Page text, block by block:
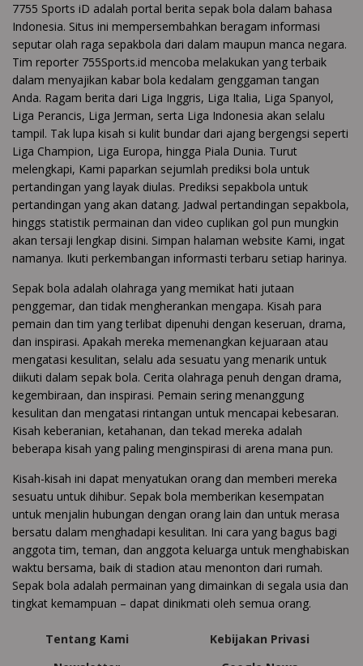
7755 Sports iD adalah portal berita sepak bola dalam bahasa
Indonesia. Situs ini mempersembahkan beragam informasi
seputar olah raga sepakbola dari dalam maupun manca negara.
Tim reporter 755Sports.id mencoba melakukan yang terbaik
dalam menyajikan kabar bola kedalam genggaman tangan
Anda. Ragam berita dari Liga Inggris, Liga Italia, Liga Spanyol,
Liga Perancis, Liga Jerman, serta Liga Indonesia akan selalu
tampil. Tak lupa kisah si kulit bundar dari ajang bergengsi seperti
Liga Champion, Liga Europa, hingga Piala Dunia. Turut
melengkapi, Kami paparkan sejumlah prediksi bola untuk
pertandingan yang layak diulas. Prediksi sepakbola untuk
pertandingan yang akan datang. Jadwal pertandingan sepakbola,
hinggs statistik permainan dan video cuplikan gol pun mungkin
akan tersaji lengkap disini. Simpan halaman website Kami, ingat
namanya. Ikuti perkembangan informasti terbaru setiap harinya.
Sepak bola adalah olahraga yang memikat hati jutaan
penggemar, dan tidak mengherankan mengapa. Kisah para
pemain dan tim yang terlibat dipenuhi dengan keseruan, drama,
dan inspirasi. Apakah mereka memenangkan kejuaraan atau
mengatasi kesulitan, selalu ada sesuatu yang menarik untuk
diikuti dalam sepak bola. Cerita olahraga penuh dengan drama,
kegembiraan, dan inspirasi. Pemain sering menanggung
kesulitan dan mengatasi rintangan untuk mencapai kebesaran.
Kisah keberanian, ketahanan, dan tekad mereka adalah
beberapa kisah yang paling menginspirasi di arena mana pun.
Kisah-kisah ini dapat menyatukan orang dan memberi mereka
sesuatu untuk dihibur. Sepak bola memberikan kesempatan
untuk menjalin hubungan dengan orang lain dan untuk merasa
bersatu dalam menghadapi kesulitan. Ini cara yang bagus bagi
anggota tim, teman, dan anggota keluarga untuk menghabiskan
waktu bersama, baik di stadion atau menonton dari rumah.
Sepak bola adalah permainan yang dimainkan di segala usia dan
tingkat kemampuan – dapat dinikmati oleh semua orang.
Tentang Kami
Kebijakan Privasi